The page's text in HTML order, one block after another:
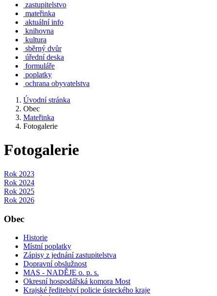
zastupitelstvo
mateřinka
aktuální info
knihovna
kultura
sběrný dvůr
úřední deska
formuláře
poplatky
ochrana obyvatelstva
Úvodní stránka
Obec
Mateřinka
Fotogalerie
Fotogalerie
Rok 2023
Rok 2024
Rok 2025
Rok 2026
Obec
Historie
Místní poplatky
Zápisy z jednání zastupitelstva
Dopravní obslužnost
MAS - NADĚJE o. p. s.
Okresní hospodářská komora Most
Krajské ředitelství policie ústeckého kraje